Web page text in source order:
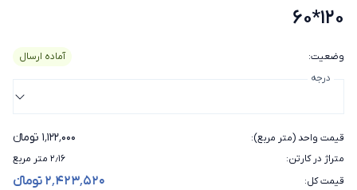
120*60
وضعیت:
آماده ارسال
درجه
قیمت واحد (متر مربع): ۱٬۱۲۲٬۰۰۰ تومانء
متراژ در کارتن:
۲٫۱۶ متر مربع
قیمت کل: ۲٬۴۲۳٬۵۲۰ تومانء